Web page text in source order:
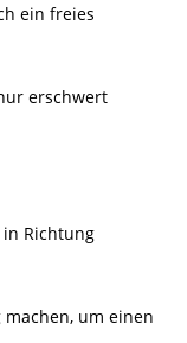
ein freies
erschwert
Richtung
um einen